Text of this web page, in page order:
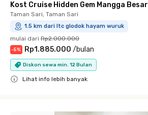
Kost Cruise Hidden Gem Mangga Besar
Taman Sari, Taman Sari
1.5 km dari ltc glodok hayam wuruk
mulai dari Rp2.000.000
-5% Rp1.885.000 /bulan
Diskon sewa min. 12 Bulan
Lihat info lebih banyak